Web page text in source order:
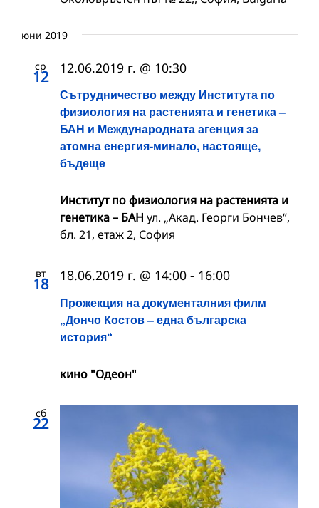
юни 2019
ср
12
Сътрудничество между Института по
физиология на растенията и генетика –
БАН и Международната агенция за
атомна енергия-минало, настояще,
бъдеще
12.06.2019 г. @ 10:30
Институт по физиология на растенията и
генетика – БАН ул. „Акад. Георги Бончев“,
бл. 21, етаж 2, София
вт
18
Прожекция на документалния филм
„Дончо Костов – една българска
история“
18.06.2019 г. @ 14:00 - 16:00
кино "Одеон"
сб
22